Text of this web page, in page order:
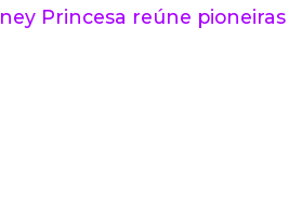
Princesa reúne